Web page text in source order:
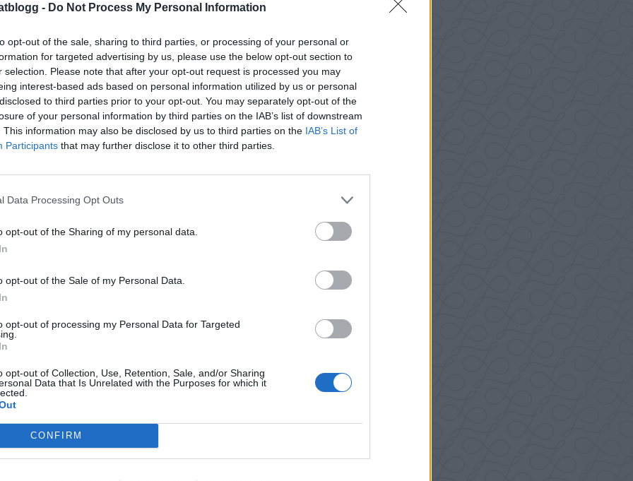
- Do Not Process My Personal Information
opt-out of the sale, sharing to third parties, or processing of your personal or
for targeted advertising by us, please use the below opt-out section to
selection. Please note that after your opt-out request is processed you may
interest-based ads based on personal information utilized by us or personal
to third parties prior to your opt-out. You may separately opt-out of the
of your personal information by third parties on the IAB’s list of downstream
This information may also be disclosed by us to third parties on the IAB’s List of
Participants that may further disclose it to other third parties.
Data Processing Opt Outs
opt-out of the Sharing of my personal data.
opt-out of the Sale of my Personal Data.
opt-out of processing my Personal Data for Targeted
opt-out of Collection, Use, Retention, Sale, and/or Sharing
Data that Is Unrelated with the Purposes for which it
CONFIRM
( eller te.x pumpakärnor )
Gör så här:
rör ner vattnet och rör tills det har löst sig
på 225 grader. Knåda och fördela sedan
i 3 lika stora delar.
( ca 2mm tunt ) med hjälp av fint
strö över solroskärnor eller om man hellre
och grädda i mitten av ugnen i ca 15- 25
( beroende på ugn )
att de inte blir brända.
burk, och förvara torrt.